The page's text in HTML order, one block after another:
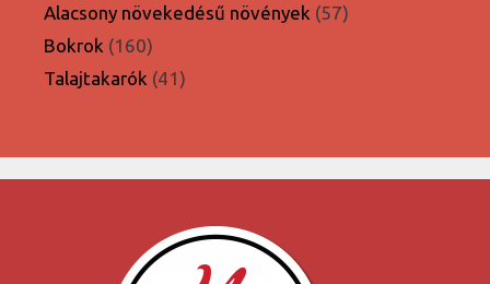
termék
Alacsony növekedésű növények 5757
Bokrok 160160
termék
Talajtakarók 4141